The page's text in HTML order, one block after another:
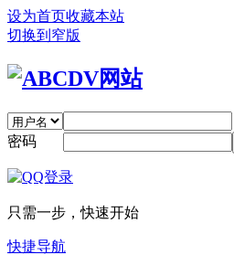
设为首页收藏本站
切换到窄版
密码
只需一步，快速开始
快捷导航